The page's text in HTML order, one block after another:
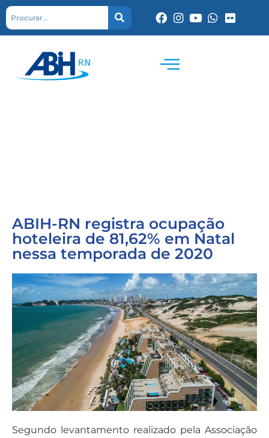
ABIH-RN registra ocupação
hoteleira de 81,62% em Natal
nessa temporada de 2020
Segundo levantamento realizado pela Associação